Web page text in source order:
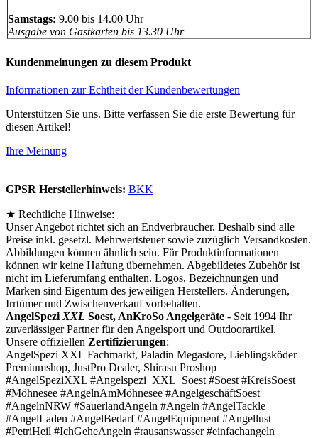
Samstags: 9.00 bis 14.00 Uhr
Ausgabe von Gastkarten bis 13.30 Uhr
Kundenmeinungen zu diesem Produkt
Informationen zur Echtheit der Kundenbewertungen
Unterstützen Sie uns. Bitte verfassen Sie die erste Bewertung für
diesen Artikel!
Ihre Meinung
GPSR Herstellerhinweis: BKK
★ Rechtliche Hinweise:
Unser Angebot richtet sich an Endverbraucher. Deshalb sind alle
Preise inkl. gesetzl. Mehrwertsteuer sowie zuzüglich Versandkosten.
Abbildungen können ähnlich sein. Für Produktinformationen
können wir keine Haftung übernehmen. Abgebildetes Zubehör ist
nicht im Lieferumfang enthalten. Logos, Bezeichnungen und
Marken sind Eigentum des jeweiligen Herstellers. Änderungen,
Irrtümer und Zwischenverkauf vorbehalten.
AngelSpezi XXL Soest, AnKroSo Angelgeräte - Seit 1994 Ihr
zuverlässiger Partner für den Angelsport und Outdoorartikel.
Unsere offiziellen Zertifizierungen:
AngelSpezi XXL Fachmarkt, Paladin Megastore, Lieblingsköder
Premiumshop, JustPro Dealer, Shirasu Proshop
#AngelSpeziXXL #Angelspezi_XXL_Soest #Soest #KreisSoest
#Möhnesee #AngelnAmMöhnesee #AngelgeschäftSoest
#AngelnNRW #SauerlandAngeln #Angeln #AngelTackle
#AngelLaden #AngelBedarf #AngelEquipment #Angellust
#PetriHeil #IchGeheAngeln #rausanswasser #einfachangeln